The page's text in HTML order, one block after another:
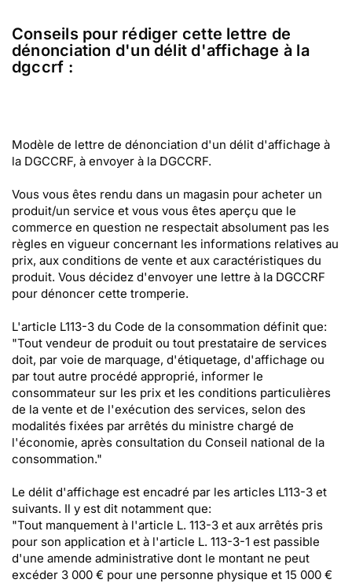
Conseils pour rédiger cette lettre de
dénonciation d'un délit d'affichage à la
dgccrf :
Modèle de lettre de dénonciation d'un délit d'affichage à
la DGCCRF, à envoyer à la DGCCRF.
Vous vous êtes rendu dans un magasin pour acheter un
produit/un service et vous vous êtes aperçu que le
commerce en question ne respectait absolument pas les
règles en vigueur concernant les informations relatives au
prix, aux conditions de vente et aux caractéristiques du
produit. Vous décidez d'envoyer une lettre à la DGCCRF
pour dénoncer cette tromperie.
L'article L113-3 du Code de la consommation définit que:
"Tout vendeur de produit ou tout prestataire de services
doit, par voie de marquage, d'étiquetage, d'affichage ou
par tout autre procédé approprié, informer le
consommateur sur les prix et les conditions particulières
de la vente et de l'exécution des services, selon des
modalités fixées par arrêtés du ministre chargé de
l'économie, après consultation du Conseil national de la
consommation."
Le délit d'affichage est encadré par les articles L113-3 et
suivants. Il y est dit notamment que:
"Tout manquement à l'article L. 113-3 et aux arrêtés pris
pour son application et à l'article L. 113-3-1 est passible
d'une amende administrative dont le montant ne peut
excéder 3 000 € pour une personne physique et 15 000 €